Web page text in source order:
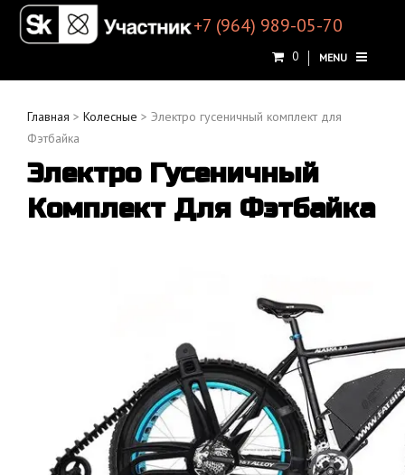
+7 (964) 989-05-70
0 MENU
Главная > Колесные > Электро гусеничный комплект для
Фэтбайка
Электро Гусеничный
Комплект Для Фэтбайка